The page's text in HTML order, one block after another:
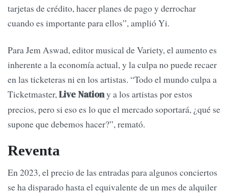
tarjetas de crédito, hacer planes de pago y derrochar
cuando es importante para ellos”, amplió Yi.
Para Jem Aswad, editor musical de Variety, el aumento es
inherente a la economía actual, y la culpa no puede recaer
en las ticketeras ni en los artistas. “Todo el mundo culpa a
Ticketmaster,Live Nationy a los artistas por estos
precios, pero si eso es lo que el mercado soportará, ¿qué se
supone que debemos hacer?”, remató.
Reventa
En 2023, el precio de las entradas para algunos conciertos
se ha disparado hasta el equivalente de un mes de alquiler